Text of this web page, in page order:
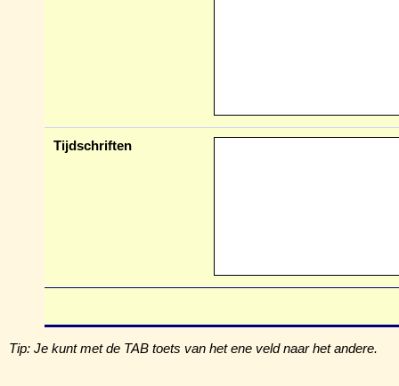
Tijdschriften
Tip: Je kunt met de TAB toets van het ene veld naar het andere.